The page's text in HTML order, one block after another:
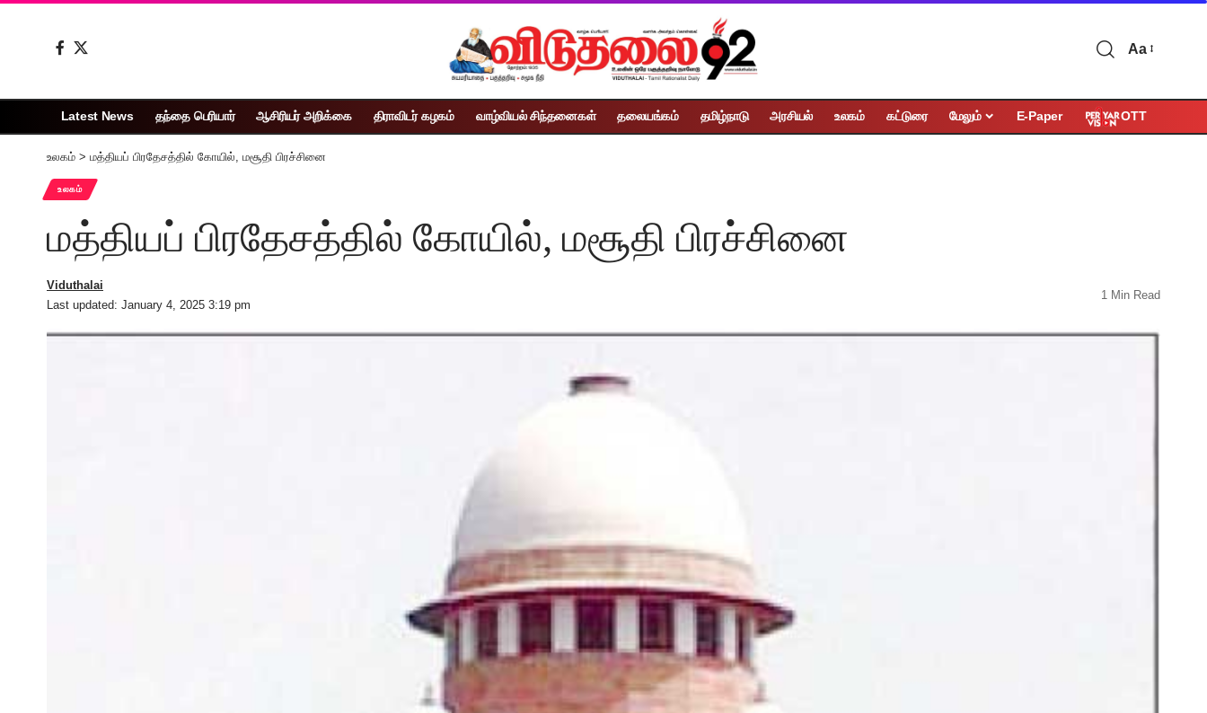
Aa
Latest News தந்தை பெரியார் ஆசிரியர் அறிக்கை திராவிடர் கழகம் வாழ்வியல் சிந்தனைகள் தலையங்கம் தமிழ்நாடு அரசியல் உலகம் கட்டுரை மேலும் E-Paper OTT
உலகம் > மத்தியப் பிரதேசத்தில் கோயில், மசூதி பிரச்சினை
உலகம்
மத்தியப் பிரதேசத்தில் கோயில், மசூதி பிரச்சினை
Last updated: January 4, 2025 3:19 pm
Viduthalai
1 Min Read